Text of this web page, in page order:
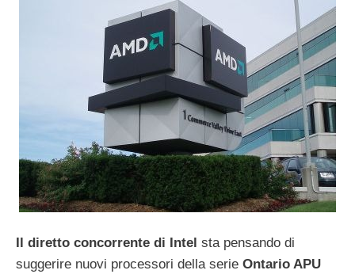
Il diretto concorrente di Intel sta pensando di
suggerire nuovi processori della serie Ontario APU